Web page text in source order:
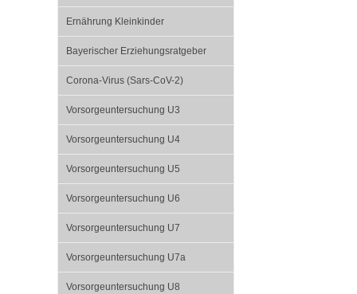
Ernährung Kleinkinder
Bayerischer Erziehungsratgeber
Corona-Virus (Sars-CoV-2)
Vorsorgeuntersuchung U3
Vorsorgeuntersuchung U4
Vorsorgeuntersuchung U5
Vorsorgeuntersuchung U6
Vorsorgeuntersuchung U7
Vorsorgeuntersuchung U7a
Vorsorgeuntersuchung U8